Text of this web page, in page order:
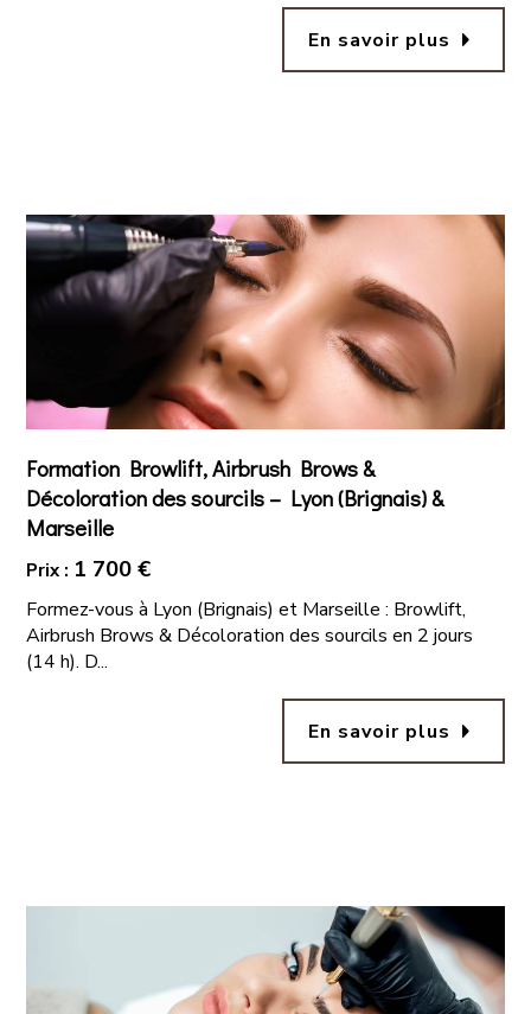
En savoir plus arrow_right
Formation Browlift, Airbrush Brows &
Décoloration des sourcils – Lyon (Brignais) &
Marseille
Prix : 1 700 €
Formez-vous à Lyon (Brignais) et Marseille : Browlift,
Airbrush Brows & Décoloration des sourcils en 2 jours
(14 h). D...
En savoir plus arrow_right